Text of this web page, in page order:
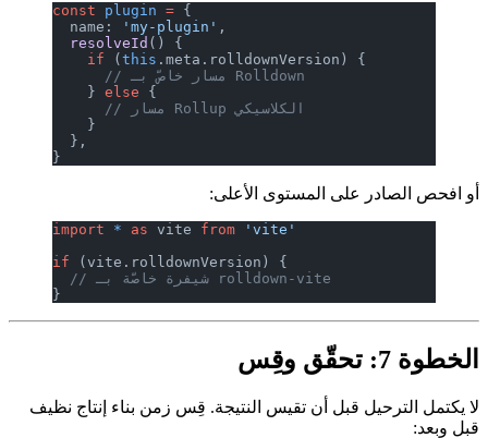
const plugin = {
  name:
'my-plugin'
  resolveId
() {
    if
( this .meta.rolldownVersion) {
      // مسار خاصّ بـ Rolldown
    }
else {
      // مسار Rollup الكلاسيكي
    }
  },
أو افحص الصادر على المستوى الأعلى:
import * as vite from
'vite'
if
(vite.rolldownVersion) {
  // شيفرة خاصّة بـ rolldown-vite
الخطوة 7: تحقّق وقِس
لا يكتمل الترحيل قبل أن تقيس النتيجة. قِس زمن بناء إنتاج نظيف
قبل وبعد: